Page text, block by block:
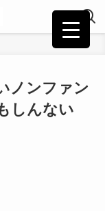
ノンファン
しんない